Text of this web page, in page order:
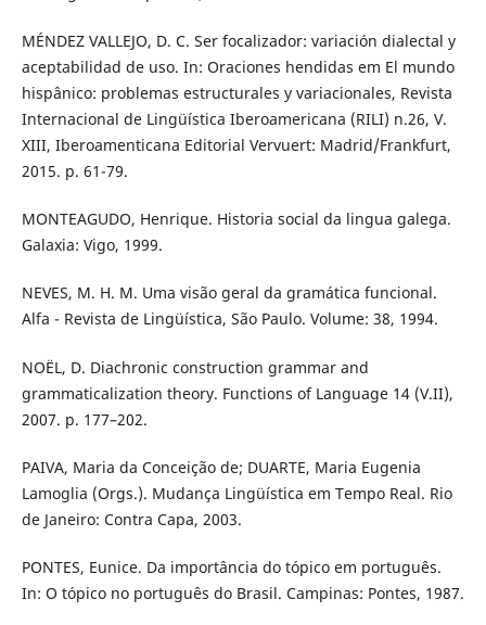
MÉNDEZ VALLEJO, D. C. Ser focalizador: variación dialectal y
aceptabilidad de uso. In: Oraciones hendidas em El mundo
hispânico: problemas estructurales y variacionales, Revista
Internacional de Lingüística Iberoamericana (RILI) n.26, V.
XIII, Iberoamenticana Editorial Vervuert: Madrid/Frankfurt,
2015. p. 61-79.
MONTEAGUDO, Henrique. Historia social da lingua galega.
Galaxia: Vigo, 1999.
NEVES, M. H. M. Uma visão geral da gramática funcional.
Alfa - Revista de Lingüística, São Paulo. Volume: 38, 1994.
NOËL, D. Diachronic construction grammar and
grammaticalization theory. Functions of Language 14 (V.II),
2007. p. 177–202.
PAIVA, Maria da Conceição de; DUARTE, Maria Eugenia
Lamoglia (Orgs.). Mudança Lingüística em Tempo Real. Rio
de Janeiro: Contra Capa, 2003.
PONTES, Eunice. Da importância do tópico em português.
In: O tópico no português do Brasil. Campinas: Pontes, 1987.